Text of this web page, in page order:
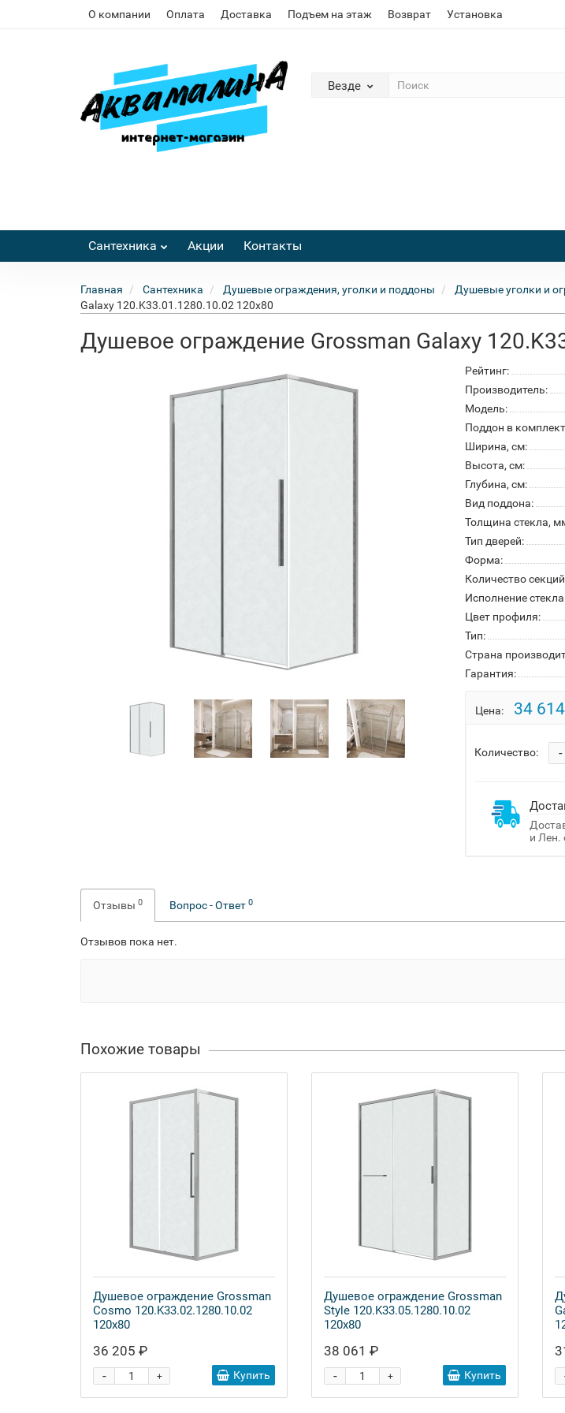
О компании Оплата Доставка Подъем на этаж Возврат Установка
Везде
Сантехника Акции Контакты
Главная Сантехника Душевые ограждения, уголки и поддоны Душевые уголки и
Galaxy 120.K33.01.1280.10.02 120x80
Душевое ограждение Grossman Galaxy
Рейтинг:
Производитель:
Модель:
Поддон в
Ширина, см:
Высота, см:
Глубина, см:
Вид поддона:
Толщина стекла,
Тип дверей:
Форма:
Количество
Исполнение
Цвет профиля:
Тип:
Страна
Гарантия:
Цена: 34
Количество: -
и Лен.
Отзывы 0 Вопрос - Ответ 0
Отзывов пока нет.
Похожие товары
Душевое ограждение Grossman
Cosmo 120.K33.02.1280.10.02
120x80
36 205 ₽
+
- Купить
Душевое ограждение Grossman
Style 120.K33.05.1280.10.02
120x80
38 061 ₽
+
- Купить